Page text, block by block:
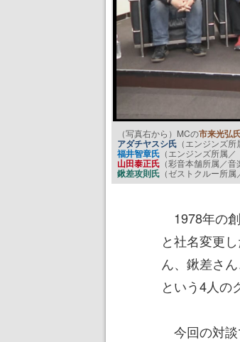
（写真右から）MCの市来光弘
アダチヤスシ氏 （エンジンズ
福井智章氏 （エンジンズ所属
山田泰正氏 （彩音本舗所属／音
鍬差攻則氏 （ゼストクルー所
1978年の
と社名変更
ん、鍬差さ
という4人の
今回の対談